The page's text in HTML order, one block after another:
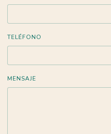
TELÉFONO
MENSAJE